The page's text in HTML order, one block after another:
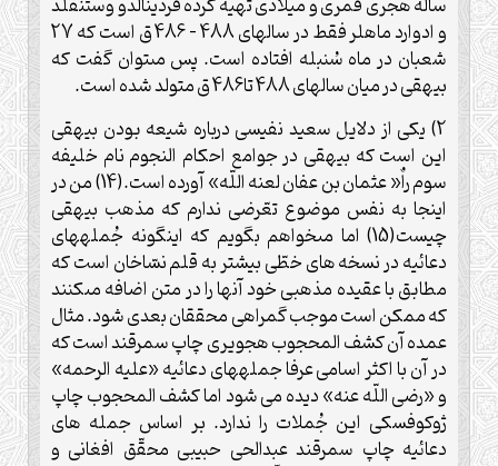
و ادوارد ماهلر فقط در سالهاى 488 – 486 ق است كه 27
شعبان در ماه سُنبله افتاده است. پس مى‏توان گفت كه
بيهقى در ميان سالهاى 488 تا486 ق متولد شده است.
2) يكى از دلايل سعيد نفيسى درباره شيعه بودن بيهقى
اين است كه بيهقى در جوامع احكام النجوم نام خليفه
سوم راٌ« عثمان بن عفان لعنه اللّه» آورده است.(14) من در
اينجا به نفس موضوع تعّرضى ندارم كه مذهب بيهقى
چيست(15) اما مى‏خواهم بگويم كه اين‏گونه جُمله‏هاى
دعائيه در نسخه هاى خطّى بيشتر به قلم نسّاخان است ‏كه
مطابق با عقيده مذهبى خود آنها را در متن اضافه مى‏كنند
كه ممكن است موجب گمراهى محققان بعدى شود. مثال
عمده آن كشف المحجوب هجويرى چاپ سمرقند است كه
در آن با اكثر اسامى عرفا جمله‏هاى دعائيه «عليه الرحمه»
و «رضى اللّه عنه» ديده مى شود اما كشف المحجوب چاپ
ژوكوفسكى اين جُملات را ندارد. بر اساس جمله هاى
دعائيه چاپ سمرقند عبدالحى حبيبى محقّق افغانى و